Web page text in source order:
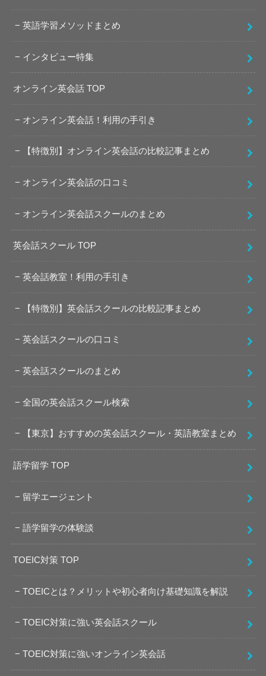
英語学習メソッドまとめ
インタビュー特集
オンライン英会話 TOP
オンライン英会話！利用の手引き
【特徴別】オンライン英会話の比較記事まとめ
オンライン英会話の口コミ
オンライン英会話スクールのまとめ
英会話スクール TOP
英会話教室！利用の手引き
【特徴別】英会話スクールの比較記事まとめ
英会話スクールの口コミ
英会話スクールのまとめ
全国の英会話スクール検索
【東京】おすすめの英会話スクール・英語教室まとめ
語学留学 TOP
留学エージェント
語学留学の体験談
TOEIC対策 TOP
TOEICとは？メリットや初心者向け基礎知識を解説
TOEIC対策に強い英会話スクール
TOEIC対策に強いオンライン英会話